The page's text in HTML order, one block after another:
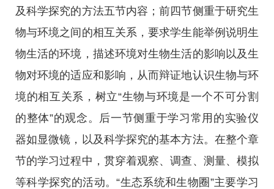
及科学探究的方法五节内容；前四节侧重于研究生
物与环境之间的相互关系，要求学生能举例说明生
物生活的环境，描述环境对生物生活的影响以及生
物对环境的适应和影响，从而辩证地认识生物与环
境的相互关系，树立“生物与环境是一个不可分割
的整体”的观念。后一节侧重于学习常用的实验仪
器如显微镜，以及科学探究的基本方法。在整个章
节的学习过程中，贯穿着观察、调查、测量、模拟
等科学探究的活动。“生态系统和生物圈”主要学习